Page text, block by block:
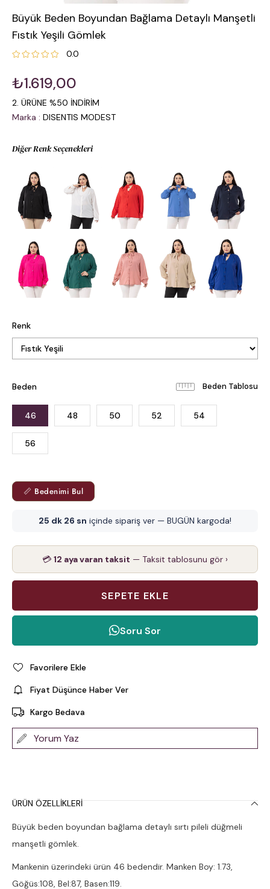
Büyük Beden Boyundan Bağlama Detaylı Manşetli
Fıstık Yeşili Gömlek
0.0
₺1.619,00
2. ÜRÜNE %50 İNDİRİM
Marka : DISENTIS MODEST
Diğer Renk Seçenekleri
Renk
Beden Beden Tablosu
46 48 50 52 54
56
📏 Bedenimi Bul
25 dk 25 sn içinde sipariş ver — BUGÜN kargoda!
💳 12 aya varan taksit — Taksit tablosunu gör ›
Soru Sor
Favorilere Ekle
Fiyat Düşünce Haber Ver
Kargo Bedava
Yorum Yaz
ÜRÜN ÖZELLIKLERI
Büyük beden boyundan bağlama detaylı sırtı pileli düğmeli
manşetli gömlek.
Mankenin üzerindeki ürün 46 bedendir. Manken Boy: 1.73,
Göğüs:108, Bel:87, Basen:119.